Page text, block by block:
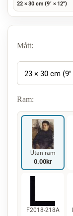
22 × 30 cm (9" × 12")
Mått:
23 × 30 cm
Ram:
Utan ram
0.00kr
F2018-218A